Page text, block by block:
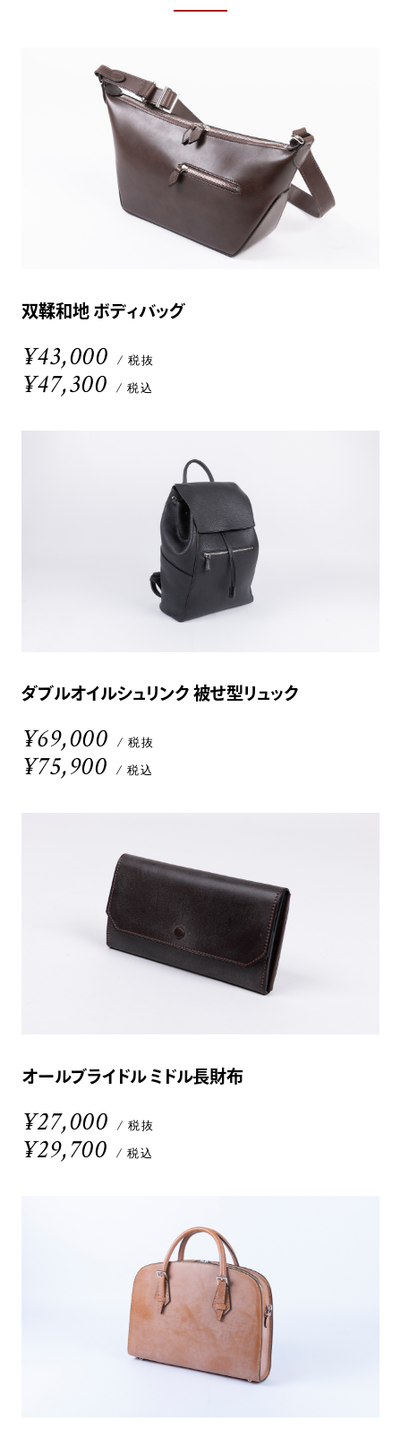
双鞣和地 ボディバッグ
¥43,000 / 税抜
¥47,300 / 税込
ダブルオイルシュリンク 被せ型リュック
¥69,000 / 税抜
¥75,900 / 税込
オールブライドル ミドル長財布
¥27,000 / 税抜
¥29,700 / 税込